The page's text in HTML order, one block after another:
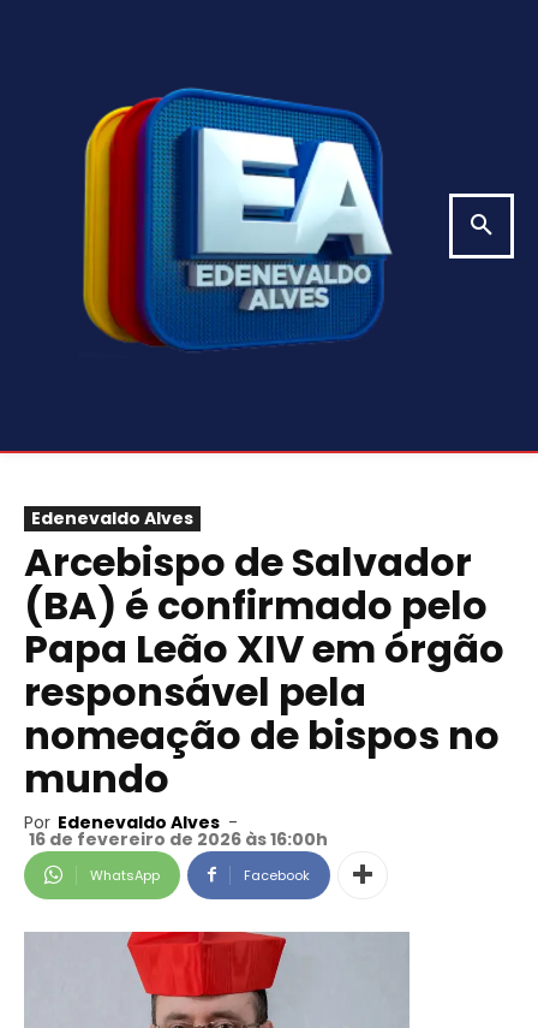
Edenevaldo Alves
Arcebispo de Salvador
(BA) é confirmado pelo
Papa Leão XIV em órgão
responsável pela
nomeação de bispos no
mundo
Por Edenevaldo Alves -
16 de fevereiro de 2026 às 16:00h
WhatsApp Facebook